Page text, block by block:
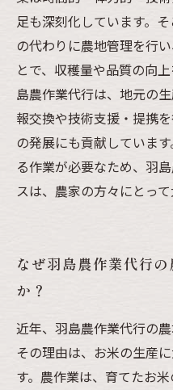
足も深刻化しています。
の代わりに農地管理を行
とで、収穫量や品質の向
島農作業代行は、地元の
報交換や技術支援・提携
の発展にも貢献していま
る作業が必要なため、羽
スは、農家の方々にとって
なぜ羽島農作業代行
か？
近年、羽島農作業代行の
その理由は、お米の生産
す。農作業は、育てたお